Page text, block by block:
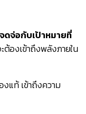
ดจ่อกับเป้าหมายที่
องเข้าถึงพลังภายใน
งแท้ เข้าถึงความ